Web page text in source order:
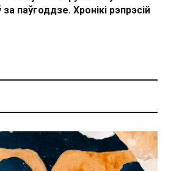
паўгоддзе. Хронікі рэпрэсій